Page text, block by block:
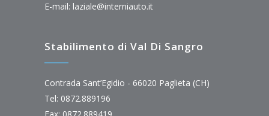
E-mail: laziale@interniauto.it
Stabilimento di Val Di Sangro
Contrada Sant’Egidio - 66020 Paglieta (CH)
Tel: 0872.889196